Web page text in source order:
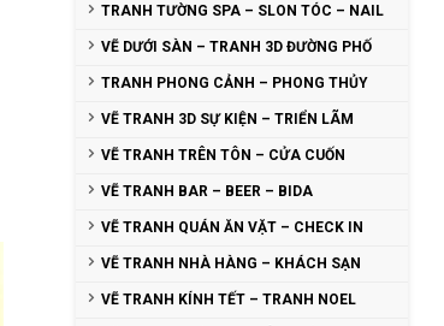
TRANH TƯỜNG SPA – SLON TÓC – NAIL
VẼ DƯỚI SÀN – TRANH 3D ĐƯỜNG PHỐ
TRANH PHONG CẢNH – PHONG THỦY
VẼ TRANH 3D SỰ KIỆN – TRIỂN LÃM
VẼ TRANH TRÊN TÔN – CỬA CUỐN
VẼ TRANH BAR – BEER – BIDA
VẼ TRANH QUÁN ĂN VẶT – CHECK IN
VẼ TRANH NHÀ HÀNG – KHÁCH SẠN
VẼ TRANH KÍNH TẾT – TRANH NOEL